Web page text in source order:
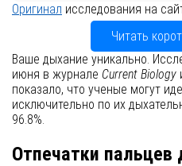
Оригинал исследования на
Читать
Ваше дыхание уникально.
июня в журнале Current Biology
показало, что ученые могут
исключительно по их
96.8%.
Отпечатки пальцев